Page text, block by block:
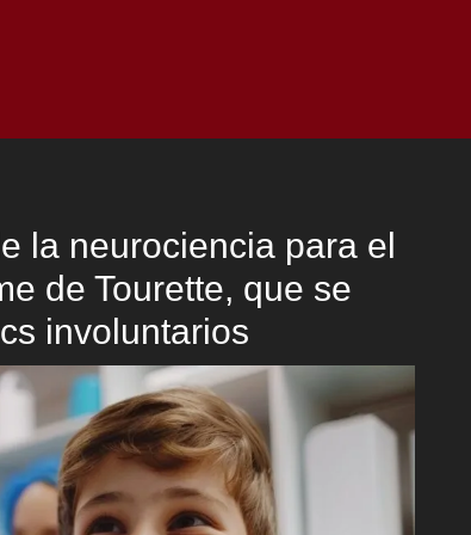
la neurociencia para el
de Tourette, que se
involuntarios